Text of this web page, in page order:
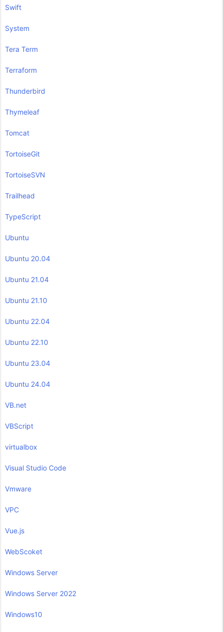
Swift
System
Tera Term
Terraform
Thunderbird
Thymeleaf
Tomcat
TortoiseGit
TortoiseSVN
Trailhead
TypeScript
Ubuntu
Ubuntu 20.04
Ubuntu 21.04
Ubuntu 21.10
Ubuntu 22.04
Ubuntu 22.10
Ubuntu 23.04
Ubuntu 24.04
VB.net
VBScript
virtualbox
Visual Studio Code
Vmware
VPC
Vue.js
WebScoket
Windows Server
Windows Server 2022
Windows10